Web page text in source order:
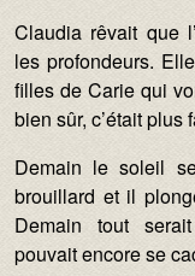
Claudia rêvait que
les profondeurs.
filles de Carie qui
bien sûr, c’était plus
Demain le soleil
brouillard et il
Demain tout
pouvait encore se